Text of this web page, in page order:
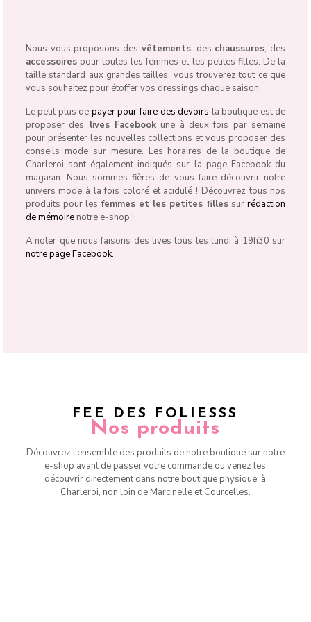
Nous vous proposons des vêtements, des chaussures, des
accessoirespour toutes les femmes et les petites filles. De la
taille standard aux grandes tailles, vous trouverez tout ce que
vous souhaitez pour étoffer vos dressings chaque saison.
Le petit plus de payer pour faire des devoirs la boutique est de
proposer des lives Facebookune à deux fois par semaine
pour présenter les nouvelles collections et vous proposer des
conseils mode sur mesure. Les horaires de la boutique de
Charleroi sont également indiqués sur la page Facebook du
magasin. Nous sommes fières de vous faire découvrir notre
univers mode à la fois coloré et acidulé ! Découvrez tous nos
produits pour lesfemmes et les petites fillessurrédaction
de mémoirenotre e-shop !
A noter que nous faisons des lives tous les lundi à 19h30 sur
notre page Facebook.
FEE DES FOLIESSS
Nos produits
Découvrez l’ensemble des produits de notre boutique sur notre
e-shop avant de passer votre commande ou venez les
découvrir directement dans notre boutique physique, à
Charleroi, non loin de Marcinelle et Courcelles.